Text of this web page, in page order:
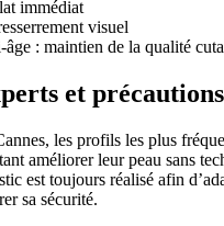
immédiat
visuel
: maintien de la qualité
et précautions
les profils les plus
améliorer leur peau sans
est toujours réalisé afin
sa sécurité.